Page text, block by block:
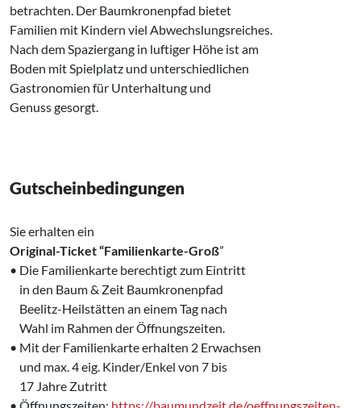
betrachten. Der Baumkronenpfad bietet
Familien mit Kindern viel Abwechslungsreiches.
Nach dem Spaziergang in luftiger Höhe ist am
Boden mit Spielplatz und unterschiedlichen
Gastronomien für Unterhaltung und
Genuss gesorgt.
Gutscheinbedingungen
Sie erhalten ein
Original-Ticket “Familienkarte-Groß”
• Die Familienkarte berechtigt zum Eintritt
‌ in den Baum & Zeit Baumkronenpfad
‌ Beelitz-Heilstätten an einem Tag nach
‌ Wahl im Rahmen der Öffnungszeiten.
• Mit der Familienkarte erhalten 2 Erwachsen
‌ und max. 4 eig. Kinder/Enkel von 7 bis
‌ 17 Jahre Zutritt